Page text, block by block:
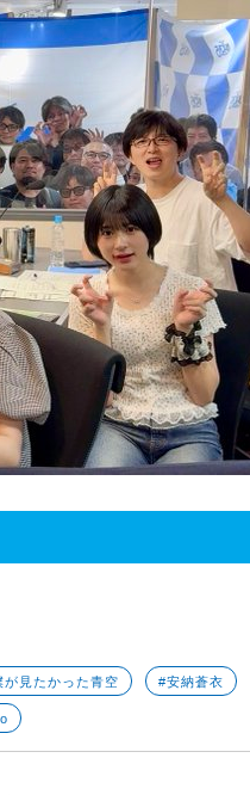
が見たかった青空 #安納蒼衣